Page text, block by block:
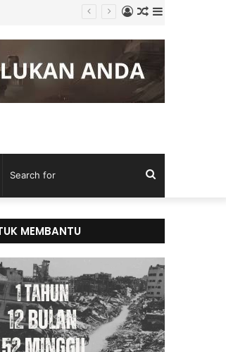
Random
Article
Log
In
for
MEMBANTU